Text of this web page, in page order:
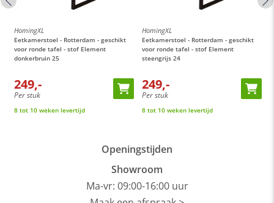
HomingXL
Eetkamerstoel - Rotterdam - geschikt
voor ronde tafel - stof Element
donkerbruin 25
249,-
Per stuk
8 tot 10 weken levertijd
HomingXL
Eetkamerstoel - Rotterdam - geschikt
voor ronde tafel - stof Element
steengrijs 24
249,-
Per stuk
8 tot 10 weken levertijd
Openingstijden
Showroom
Ma-vr: 09:00-16:00 uur